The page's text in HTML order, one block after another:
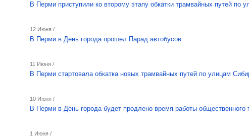
В Перми приступили ко второму этапу обкатки трамвайных путей по
12 Июня /
В Перми в День города прошел Парад автобусов
11 Июня /
В Перми стартовала обкатка новых трамвайных путей по улицам
10 Июня /
В Перми в День города будет продлено время работы общественного
1 Июня /